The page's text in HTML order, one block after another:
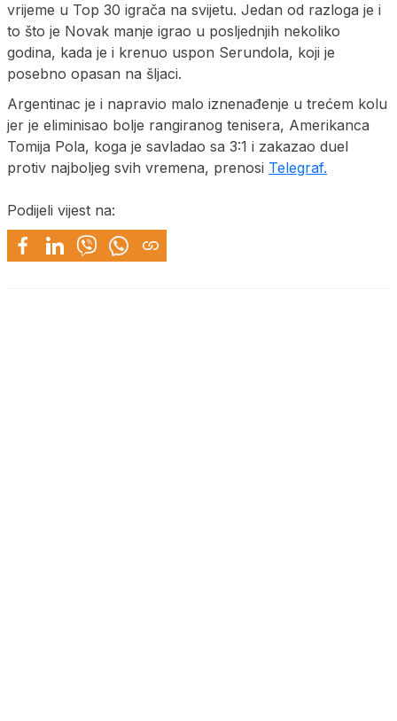
vrijeme u Top 30 igrača na svijetu. Jedan od razloga je i
to što je Novak manje igrao u posljednjih nekoliko
godina, kada je i krenuo uspon Serundola, koji je
posebno opasan na šljaci.
Argentinac je i napravio malo iznenađenje u trećem kolu
jer je eliminisao bolje rangiranog tenisera, Amerikanca
Tomija Pola, koga je savladao sa 3:1 i zakazao duel
protiv najboljeg svih vremena, prenosi Telegraf.
Podijeli vijest na: